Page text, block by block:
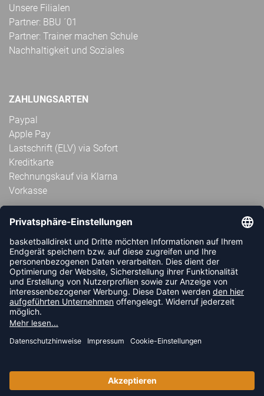
Unsere Filialen
Partner: BBU ´01
Partner: Trainer machen Schule
Nachhaltigkeit und Soziales
ZAHLUNGSARTEN
Paypal
Apple Pay
Lastschrift (ELV) via Sofort
Kreditkarte
Rechnungskauf via Klarna
Vorkasse
ABONNIERE JETZT DEN KOSTENLOSEN
HANDBALLDIREKT-NEWSLETTER UND VERPASSE KEINE
NEUIGKEIT ODER AKTION MEHR.
JETZT ANMELDEN